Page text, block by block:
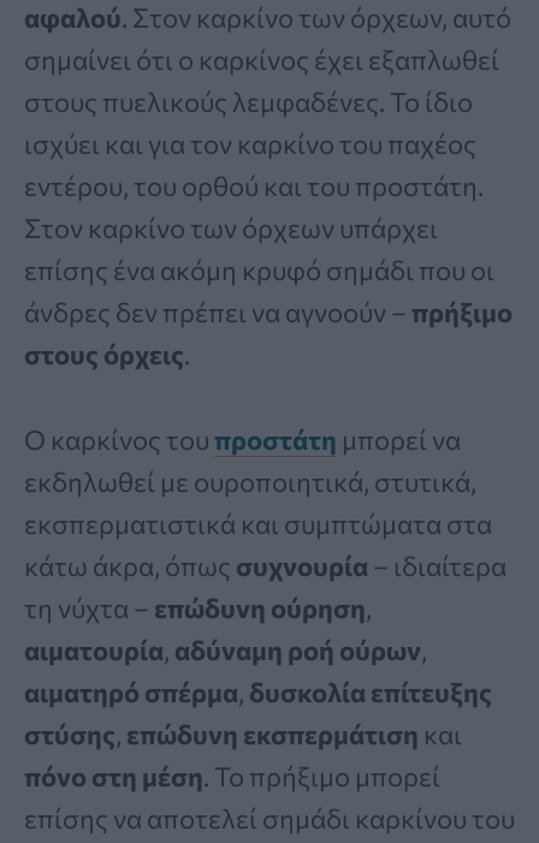
αφαλού. Στον καρκίνο των όρχεων, αυτό
σημαίνει ότι ο καρκίνος έχει εξαπλωθεί
στους πυελικούς λεμφαδένες. Το ίδιο
ισχύει και για τον καρκίνο του παχέος
εντέρου, του ορθού και του προστάτη.
Στον καρκίνο των όρχεων υπάρχει
επίσης ένα ακόμη κρυφό σημάδι που οι
άνδρες δεν πρέπει να αγνοούν – πρήξιμο
στους όρχεις.
Ο καρκίνος τουπροστάτη μπορεί να
εκδηλωθεί με ουροποιητικά, στυτικά,
εκσπερματιστικά και συμπτώματα στα
κάτω άκρα, όπως συχνουρία – ιδιαίτερα
τη νύχτα – επώδυνη ούρηση,
αιματουρία, αδύναμη ροή ούρων,
αιματηρό σπέρμα, δυσκολία επίτευξης
στύσης, επώδυνη εκσπερμάτιση και
πόνο στη μέση. Το πρήξιμο μπορεί
επίσης να αποτελεί σημάδι καρκίνου του